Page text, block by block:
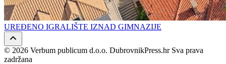
UREĐENO IGRALIŠTE IZNAD GIMNAZIJE
© 2026 Verbum publicum d.o.o. DubrovnikPress.hr Sva prava
zadržana